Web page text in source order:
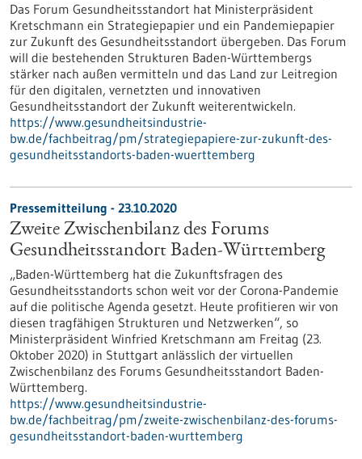
Das Forum Gesundheitsstandort hat Ministerpräsident
Kretschmann ein Strategiepapier und ein Pandemiepapier
zur Zukunft des Gesundheitsstandort übergeben. Das Forum
will die bestehenden Strukturen Baden-Württembergs
stärker nach außen vermitteln und das Land zur Leitregion
für den digitalen, vernetzten und innovativen
Gesundheitsstandort der Zukunft weiterentwickeln.
https://www.gesundheitsindustrie-
bw.de/fachbeitrag/pm/strategiepapiere-zur-zukunft-des-
gesundheitsstandorts-baden-wuerttemberg
Pressemitteilung - 23.10.2020
Zweite Zwischenbilanz des Forums
Gesundheitsstandort Baden-Württemberg
„Baden-Württemberg hat die Zukunftsfragen des
Gesundheitsstandorts schon weit vor der Corona-Pandemie
auf die politische Agenda gesetzt. Heute profitieren wir von
diesen tragfähigen Strukturen und Netzwerken“, so
Ministerpräsident Winfried Kretschmann am Freitag (23.
Oktober 2020) in Stuttgart anlässlich der virtuellen
Zwischenbilanz des Forums Gesundheitsstandort Baden-
Württemberg.
https://www.gesundheitsindustrie-
bw.de/fachbeitrag/pm/zweite-zwischenbilanz-des-forums-
gesundheitsstandort-baden-wurttemberg